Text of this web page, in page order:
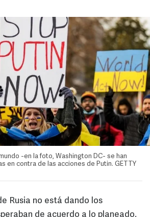
-en la foto, Washington DC- se han
en contra de las acciones de Putin. GETTY
Rusia no está dando los
de acuerdo a lo planeado.